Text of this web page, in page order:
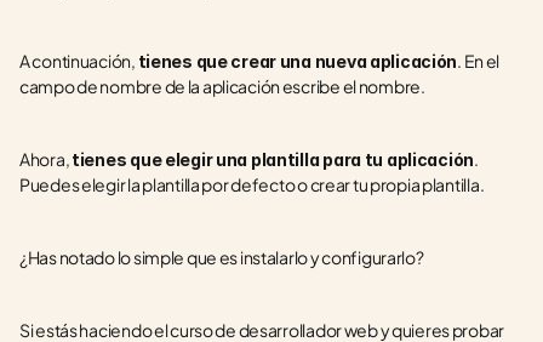
A continuación, tienes que crear una nueva aplicación. En el
campo de nombre de la aplicación escribe el nombre.
Ahora, tienes que elegir una plantilla para tu aplicación.
Puedes elegir la plantilla por defecto o crear tu propia plantilla.
¿Has notado lo simple que es instalarlo y configurarlo?
Si estás haciendo el curso de desarrollador web y quieres probar